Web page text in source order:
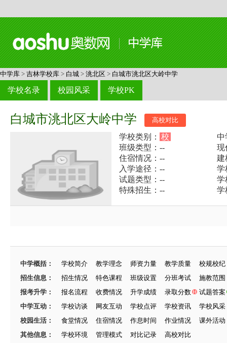
中学库 > 吉林学校库 > 白城 > 洮北区 > 白城市洮北区大岭中学
学校名录 校园风采 学校PK
白城市洮北区大岭中学 高校对比
学校类别： 校
中
班级类型：--
现
住宿情况：--
建
入学途径：--
学
试题类型：--
学
特殊招生：--
学
中学概括： 学校简介 教学理念 师资力量 教学质量
校规校纪
招生信息：
招生情况 特色课程 班级设置 分班考试
施教范围
报考升学：
报名流程 收费情况 升学成绩 录取分数
试题答案
中学互动：
学校访谈 网友互动 学校点评 学校资讯
学校风采
校园生活：
食堂情况 住宿情况 作息时间 作业情况
课外活动
其他信息：
学校环境 管理模式 对比记录 高校对比